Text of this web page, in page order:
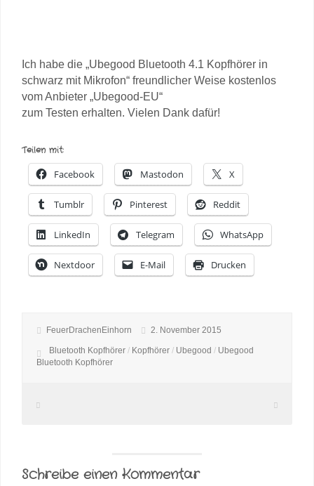
Ich habe die „Ubegood Bluetooth 4.1 Kopfhörer in
schwarz mit Mikrofon“ freundlicher Weise kostenlos
vom Anbieter „Ubegood-EU“
zum Testen erhalten. Vielen Dank dafür!
Teilen mit:
Facebook Mastodon X
Tumblr Pinterest Reddit
LinkedIn Telegram WhatsApp
Nextdoor E-Mail Drucken
FeuerDrachenEinhorn 2. November 2015
Bluetooth Kopfhörer / Kopfhörer / Ubegood / Ubegood
Bluetooth Kopfhörer
Schreibe einen Kommentar